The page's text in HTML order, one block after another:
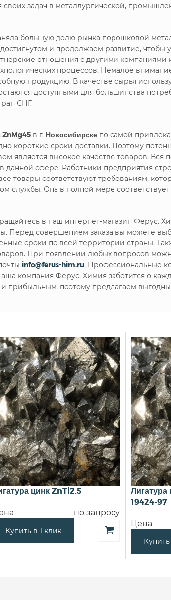
задач в металлургической,
большую долю рынка порошковой
и продолжаем развитие, чтобы
отношения с другими
процессов. Немалое
продукцию. В качестве сырья
доступными для большинства
СНГ.
ZnMg45 в г. Новосибирске по самой
короткие сроки доставки. Поэтому
является высокое качество товаров.
данной сфере. Работники предприятия
товары соответствуют требованиям,
службы. Она в полной мере
в наш интернет-магазин Ферус.
Перед совершением заказа вы можете
сроки по всей территории страны.
При появлении любых вопросов
info@ferus-him.ru. Профессиональные
компания Ферус. Химия заботится о
прибыльным, поэтому предлагаем
цинк ZnTi2.5
по запросу
Купить в 1 клик
19424-97
Цена
Купить